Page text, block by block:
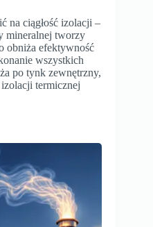
na ciągłość izolacji –
mineralnej tworzy
obniża efektywność
wszystkich
po tynk zewnętrzny,
termicznej